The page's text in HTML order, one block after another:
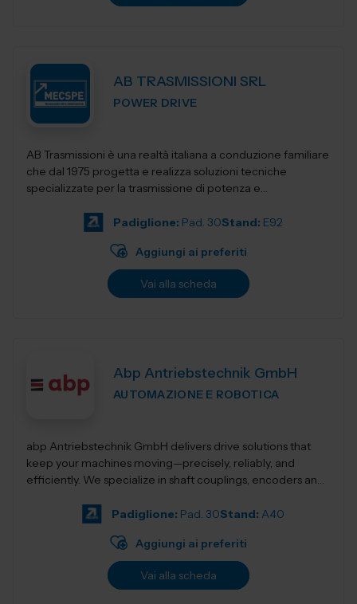
AB TRASMISSIONI SRL
POWER DRIVE
AB Trasmissioni è una realtà italiana a conduzione familiare
che dal 1975 progetta e realizza soluzioni tecniche
specializzate per la trasmissione di potenza e
Padiglione: Pad. 30Stand: E92
Aggiungi ai preferiti
Vai alla scheda
Abp Antriebstechnik GmbH
AUTOMAZIONE E ROBOTICA
abp Antriebstechnik GmbH delivers drive solutions that
keep your machines moving—precisely, reliably, and
efficiently. We specialize in shaft couplings, encoders and
Padiglione: Pad. 30Stand: A40
Aggiungi ai preferiti
Vai alla scheda